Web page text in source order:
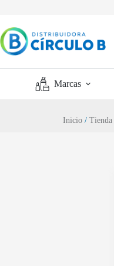
Marcas
Inicio /Tienda